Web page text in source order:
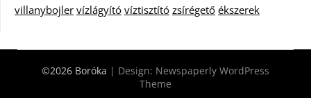
villanybojler vízlágyító víztisztító zsírégető ékszerek
©2026 Boróka | Design: Newspaperly WordPress
Theme